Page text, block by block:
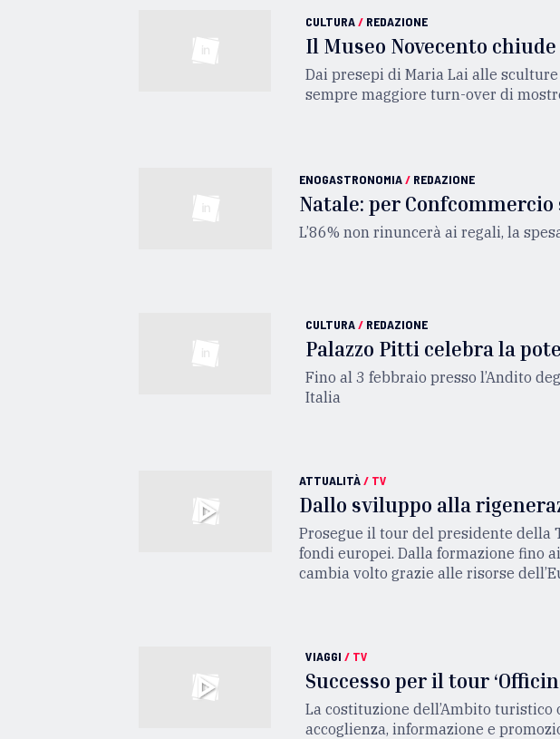
CULTURA/ REDAZIONE
Il Museo Novecento
Dai presepi di Maria Lai alle
sempre maggiore turn-over di
ENOGASTRONOMIA/ REDAZIONE
Natale: per Confcommercio
L’86% non rinuncerà ai regali, la
CULTURA/ REDAZIONE
Palazzo Pitti celebra la
Fino al 3 febbraio presso l’Andito
Italia
ATTUALITÀ/ TV
Dallo sviluppo alla
Prosegue il tour del presidente della
fondi europei. Dalla formazione fino
cambia volto grazie alle risorse
VIAGGI / TV
Successo per il tour
La costituzione dell’Ambito
accoglienza, informazione e